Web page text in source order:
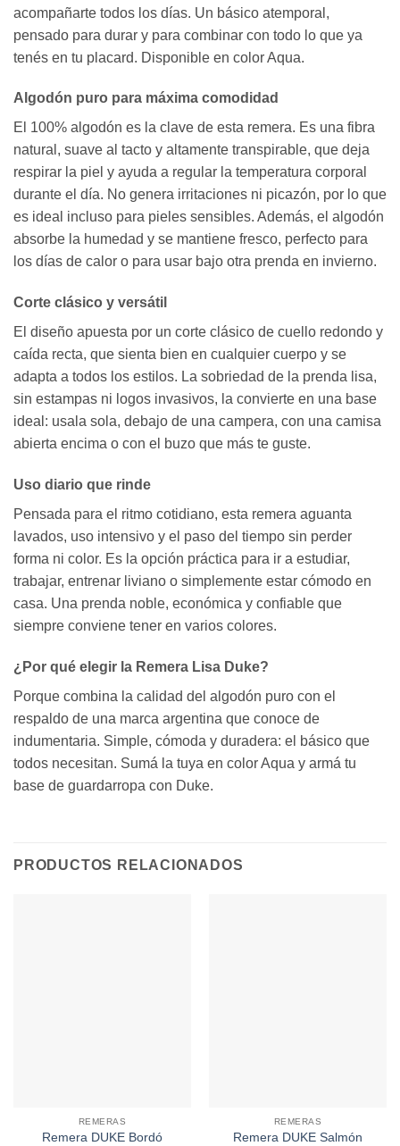
acompañarte todos los días. Un básico atemporal,
pensado para durar y para combinar con todo lo que ya
tenés en tu placard. Disponible en color Aqua.
Algodón puro para máxima comodidad
El 100% algodón es la clave de esta remera. Es una fibra
natural, suave al tacto y altamente transpirable, que deja
respirar la piel y ayuda a regular la temperatura corporal
durante el día. No genera irritaciones ni picazón, por lo que
es ideal incluso para pieles sensibles. Además, el algodón
absorbe la humedad y se mantiene fresco, perfecto para
los días de calor o para usar bajo otra prenda en invierno.
Corte clásico y versátil
El diseño apuesta por un corte clásico de cuello redondo y
caída recta, que sienta bien en cualquier cuerpo y se
adapta a todos los estilos. La sobriedad de la prenda lisa,
sin estampas ni logos invasivos, la convierte en una base
ideal: usala sola, debajo de una campera, con una camisa
abierta encima o con el buzo que más te guste.
Uso diario que rinde
Pensada para el ritmo cotidiano, esta remera aguanta
lavados, uso intensivo y el paso del tiempo sin perder
forma ni color. Es la opción práctica para ir a estudiar,
trabajar, entrenar liviano o simplemente estar cómodo en
casa. Una prenda noble, económica y confiable que
siempre conviene tener en varios colores.
¿Por qué elegir la Remera Lisa Duke?
Porque combina la calidad del algodón puro con el
respaldo de una marca argentina que conoce de
indumentaria. Simple, cómoda y duradera: el básico que
todos necesitan. Sumá la tuya en color Aqua y armá tu
base de guardarropa con Duke.
PRODUCTOS RELACIONADOS
REMERAS
Remera DUKE Bordó
REMERAS
Remera DUKE Salmón